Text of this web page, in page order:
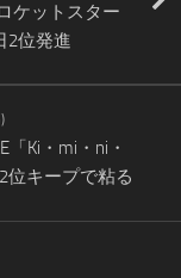
ケットスター
2位発進
Ki・mi・ni・
位キープで粘る